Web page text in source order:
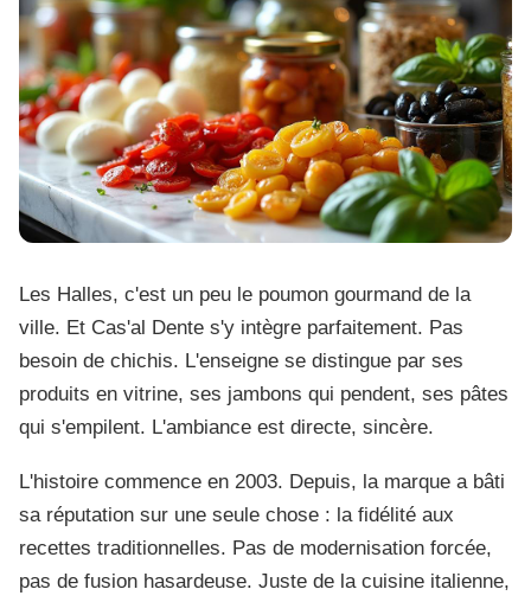
Les Halles, c'est un peu le poumon gourmand de la
ville. Et Cas'al Dente s'y intègre parfaitement. Pas
besoin de chichis. L'enseigne se distingue par ses
produits en vitrine, ses jambons qui pendent, ses pâtes
qui s'empilent. L'ambiance est directe, sincère.
L'histoire commence en 2003. Depuis, la marque a bâti
sa réputation sur une seule chose : la fidélité aux
recettes traditionnelles. Pas de modernisation forcée,
pas de fusion hasardeuse. Juste de la cuisine italienne,